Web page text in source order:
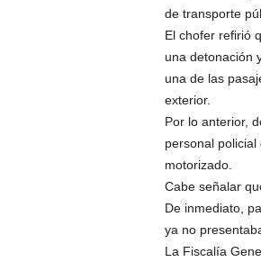
de transporte
El chofer refirió
una detonación
una de las
exterior.
Por lo anterior,
personal
motorizado.
Cabe señalar
De inmediato,
ya no
La Fiscalía